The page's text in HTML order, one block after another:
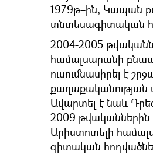
1979թ–ին, Կապան
տնտեսագիտական
2004-2005
համալսարանի
ուսումնասիրել է
քաղաքականության
Ավարտել է նաև
2009 թվականներին
Արիստոտելի
գիտական